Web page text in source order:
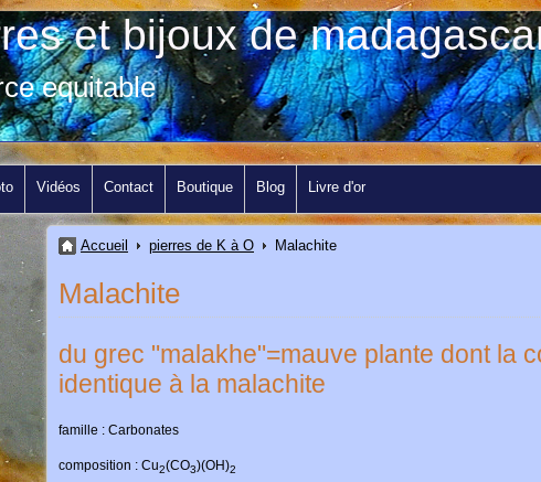
et bijoux de
equitable
Vidéos Contact Boutique Blog Livre d'or
Accueil pierres de K à O Malachite
Malachite
du grec "malakhe"=mauve plante dont la
identique à la malachite
famille : Carbonates
composition : Cu2(CO3)(OH)2